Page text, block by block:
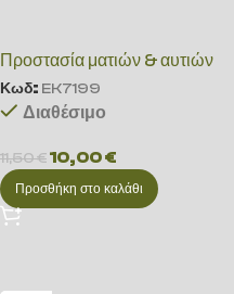
Προστασία ματιών & αυτιών
Κωδ: EK7199
Διαθέσιμο
11,50€10,00€
Προσθήκη στο καλάθι